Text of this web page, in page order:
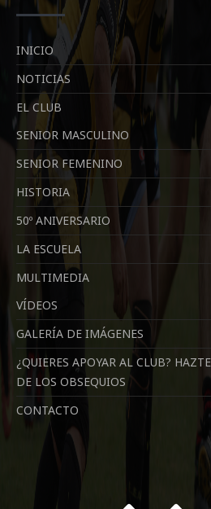
INICIO
NOTICIAS
EL CLUB
SENIOR MASCULINO
SENIOR FEMENINO
HISTORIA
50º ANIVERSARIO
LA ESCUELA
MULTIMEDIA
VÍDEOS
GALERÍA DE IMÁGENES
¿QUIERES APOYAR AL CLUB?
DE LOS OBSEQUIOS
CONTACTO